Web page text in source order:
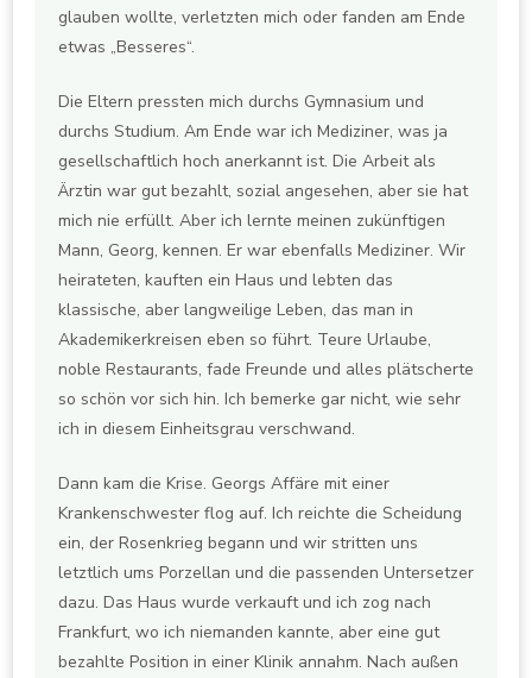
glauben wollte, verletzten mich oder fanden am Ende
etwas „Besseres“.
Die Eltern pressten mich durchs Gymnasium und
durchs Studium. Am Ende war ich Mediziner, was ja
gesellschaftlich hoch anerkannt ist. Die Arbeit als
Ärztin war gut bezahlt, sozial angesehen, aber sie hat
mich nie erfüllt. Aber ich lernte meinen zukünftigen
Mann, Georg, kennen. Er war ebenfalls Mediziner. Wir
heirateten, kauften ein Haus und lebten das
klassische, aber langweilige Leben, das man in
Akademikerkreisen eben so führt. Teure Urlaube,
noble Restaurants, fade Freunde und alles plätscherte
so schön vor sich hin. Ich bemerke gar nicht, wie sehr
ich in diesem Einheitsgrau verschwand.
Dann kam die Krise. Georgs Affäre mit einer
Krankenschwester flog auf. Ich reichte die Scheidung
ein, der Rosenkrieg begann und wir stritten uns
letztlich ums Porzellan und die passenden Untersetzer
dazu. Das Haus wurde verkauft und ich zog nach
Frankfurt, wo ich niemanden kannte, aber eine gut
bezahlte Position in einer Klinik annahm. Nach außen